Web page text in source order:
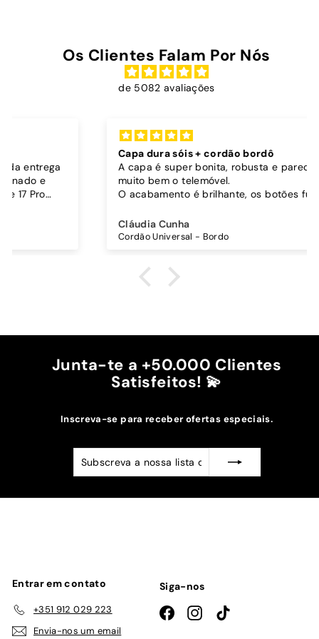
Os Clientes Falam Por Nós
de 5082 avaliações
Capa dura sóis + cordão bordô
A capa é super bonita, robusta e parece proteger
muito bem o telemóvel.
O acabamento é brilhante, os botões funcionam
Comprei também um cordão à parte para
pendurar o telemóvel e como a capa é dura o
é top, eu não uso no máximo e ele passa me a
Cordão Universal - Bordo
Junta-te a +50.000 Clientes
Satisfeitos! 💫
Inscreva-se para receber ofertas especiais.
Subscreva
a
Subscrever
Entrar em contato
+351 912 029 223
Envia-nos um email
Siga-nos
FacebookInstagramTikTok